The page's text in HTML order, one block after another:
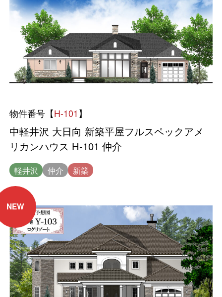
物件番号【H-101】
中軽井沢 大日向 新築平屋フルスペックアメ
リカンハウス H-101 仲介
軽井沢 仲介 新築
NEW